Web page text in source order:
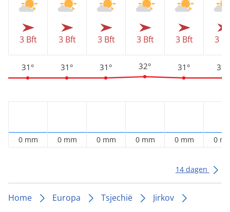
3 Bft
31°
0 mm
3 Bft
31°
0 mm
3 Bft
31°
0 mm
3 Bft
32°
0 mm
3 Bft
31°
0 mm
3
31°
0
14 dagen
Home Europa Tsjechië
Jirkov